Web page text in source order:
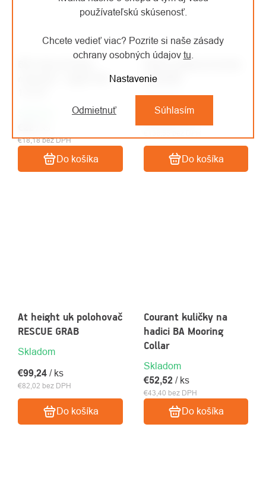
používateľskú skúsenosť.
Chcete vedieť viac? Pozrite si naše zásady
ochrany osobných údajov tu
Nastavenie
Odmietnuť Súhlasím
€18,18 bez DPH
Do košíka
PETZL prídavná brzda
CHICANE
Skladom
Do košíka
At height uk polohovač
RESCUE GRAB
Skladom
€82,02 bez DPH
€99,24 / ks
Do košíka
Courant kuličky na
hadici BA Mooring
Collar
Skladom
€43,40 bez DPH
€52,52 / ks
Do košíka